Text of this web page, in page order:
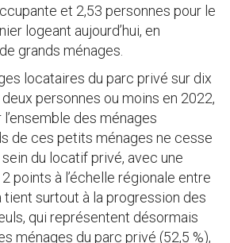
et 2,53 personnes pour le
logeant aujourd’hui, en
grands ménages.
locataires du parc privé sur dix
personnes ou moins en 2022,
des ménages
de ces petits ménages ne cesse
du locatif privé, avec une
points à l’échelle régionale entre
tient surtout à la progression des
qui représentent désormais
ménages du parc privé (52,5 %),